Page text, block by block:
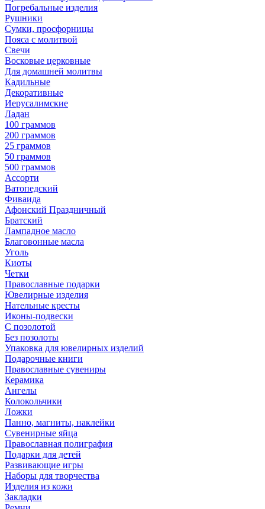
Погребальные изделия
Рушники
Сумки, просфорницы
Пояса с молитвой
Свечи
Восковые церковные
Для домашней молитвы
Кадильные
Декоративные
Иерусалимские
Ладан
100 граммов
200 граммов
25 граммов
50 граммов
500 граммов
Ассорти
Ватопедский
Фиваида
Афонский Праздничный
Братский
Лампадное масло
Благовонные масла
Уголь
Киоты
Четки
Православные подарки
Ювелирные изделия
Нательные кресты
Иконы-подвески
С позолотой
Без позолоты
Упаковка для ювелирных изделий
Подарочные книги
Православные сувениры
Керамика
Ангелы
Колокольчики
Ложки
Панно, магниты, наклейки
Сувенирные яйца
Православная полиграфия
Подарки для детей
Развивающие игры
Наборы для творчества
Изделия из кожи
Закладки